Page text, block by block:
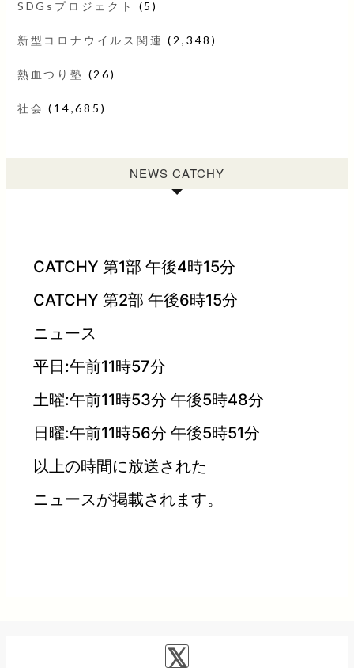
SDGsプロジェクト (5)
新型コロナウイルス関連 (2,348)
熱血つり塾 (26)
社会 (14,685)
NEWS CATCHY
CATCHY 第1部 午後4時15分
CATCHY 第2部 午後6時15分
ニュース
平日:午前11時57分
土曜:午前11時53分 午後5時48分
日曜:午前11時56分 午後5時51分
以上の時間に放送された
ニュースが掲載されます。